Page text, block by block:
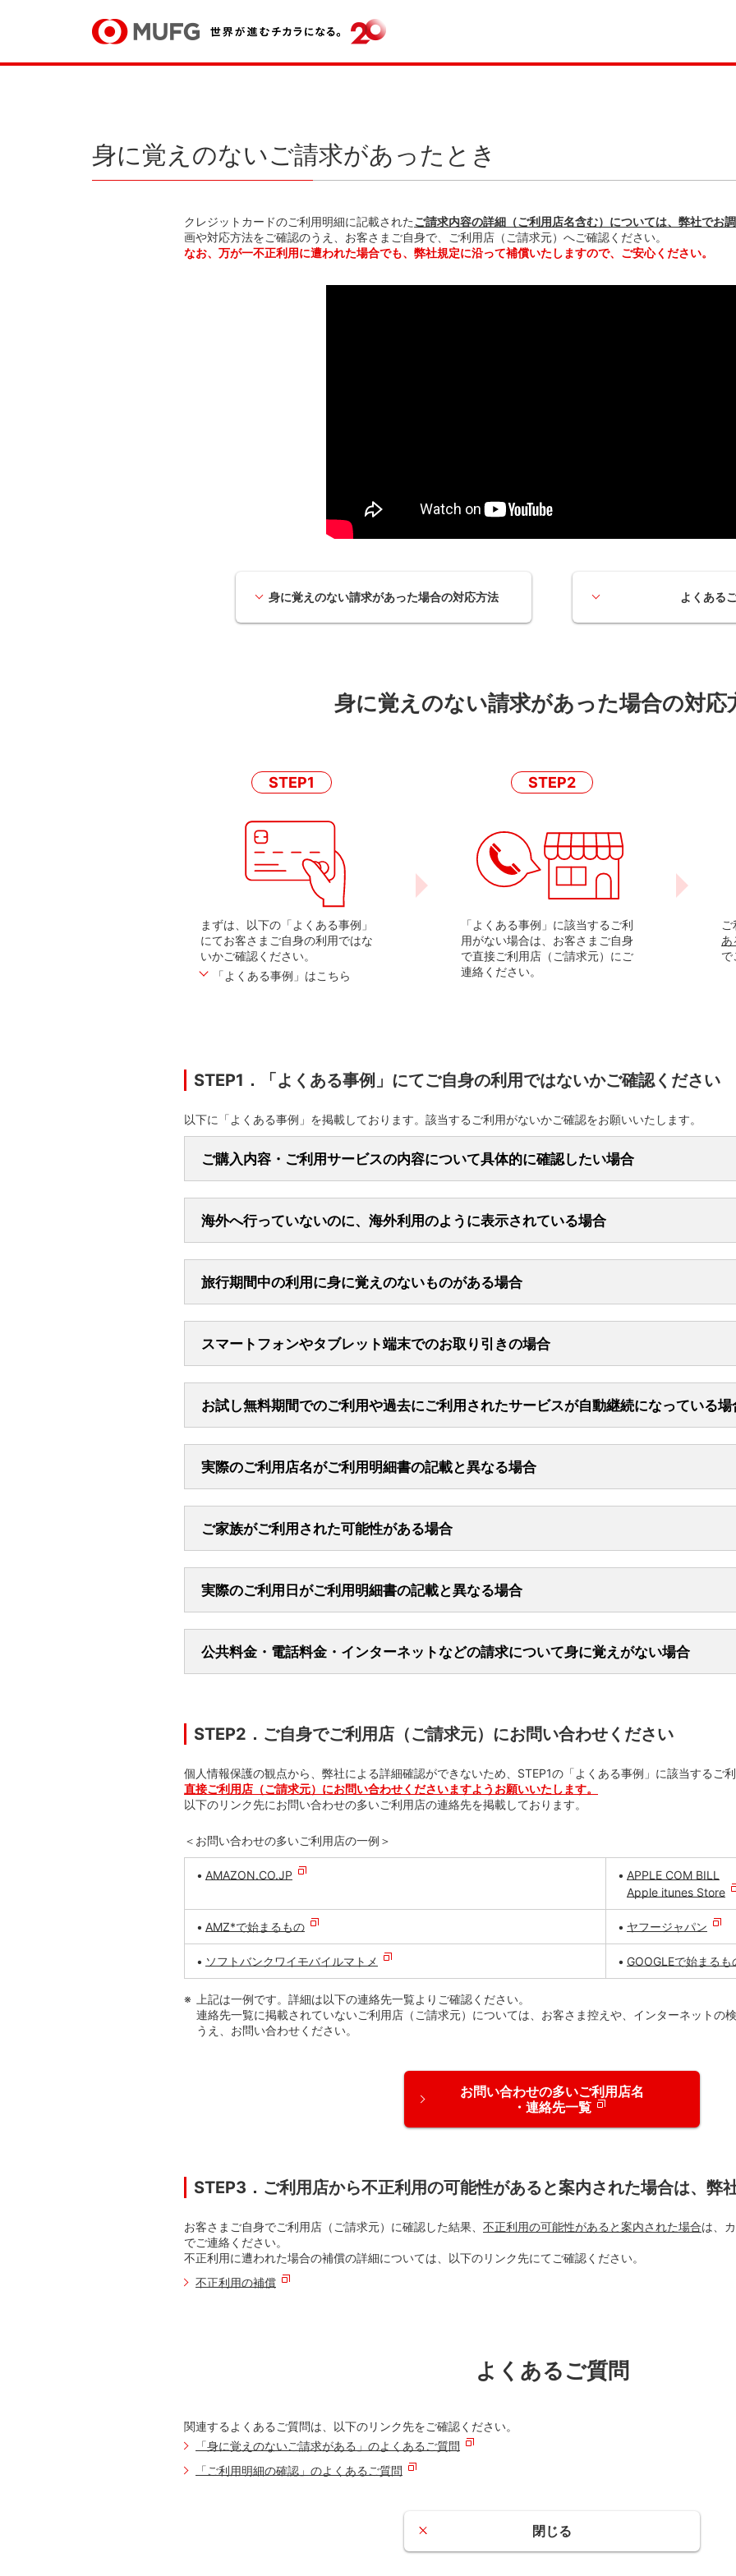
身に覚えのないご請求があったとき
クレジットカードのご利用明細に記載されたご請求内容の詳細（ご利用店名含む）については、弊社でお
画や対応方法をご確認のうえ、お客さまご自身で、ご利用店（ご請求元）へご確認ください。
なお、万が一不正利用に遭われた場合でも、弊社規定に沿って補償いたしますので、ご安心ください。
身に覚えのない請求があった場合の対応方法 よくある
身に覚えのない請求があった場合の対応
STEP1
まずは、以下の「よくある事例」
にてお客さまご自身の利用ではな
いかご確認ください。
「よくある事例」はこちら
STEP2
「よくある事例」に該当するご利
用がない場合は、お客さまご自身
で直接ご利用店（ご請求元）にご
連絡ください。
あ
で
STEP1．「よくある事例」にてご自身の利用ではないかご確認ください
以下に「よくある事例」を掲載しております。該当するご利用がないかご確認をお願いいたします。
ご購入内容・ご利用サービスの内容について具体的に確認したい場合
控え
海外へ行っていないのに、海外利用のように表示されている場合
（例）利用店名が「ABC0570-***-***」の場合、0570-***-***がお問い合わせ窓口や連絡先の場合
お問い合わせの多いご利用店名・連絡先一覧
旅行期間中の利用に身に覚えのないものがある場合
合計の宿泊代金から予約時のお支払い済み宿泊代金を差し引いた金額での請求
電話代やフィットネスジムなどのご利用料（ご利用していなくても請求される場合がございます
ルームサービスやミニバー、レストランのご利用代金
レンタカーを借りる際にお申し込みしたオプション料金（保険の追加加入料金、ロードサービス
スピード違反など交通規則違反に伴う、レンタカー会社から行政機関などへのレンタカー利用者
て替え代金
スマートフォンやタブレット端末でのお取り引きの場合
ST*○○
楽天ペイ○○／ラクテンペイ○○
お試し無料期間でのご利用や過去にご利用されたサービスが自動継続になっている場
ニコニコプレミアム
ノートンストア.jp
実際のご利用店名がご利用明細書の記載と異なる場合
ショッピングモールや百貨店などの商業施設でのご利用：店舗名ではなく商業施設の名称が表示
スーパーやガソリンスタンドでのご利用：スーパーやガソリンスタンドを運営する会社の名称が表
催事テナントやアンテナショップでのご利用：ご利用された場所と異なる地名や店舗名が表示
ご家族がご利用された可能性がある場合
一部のカードではご利用者が記号で表示されている場合がございます。
（例）Google、Amazonのアカウントやスマートフォンに本会員さまのクレジットカード情報が登
実際のご利用日がご利用明細書の記載と異なる場合
インターネットなどでホテルや各種サービスを予約し、オンライン決済をされると、ご予約をした
ホテルをご利用された際、デポジット（前金）はご予約をした日付で請求され、宿泊中のご利用（
公共料金・電話料金・インターネットなどの請求について身に覚えがない場合
STEP2．ご自身でご利用店（ご請求元）にお問い合わせください
個人情報保護の観点から、弊社による詳細確認ができないため、STEP1の「よくある事例」に該当するご利
直接ご利用店（ご請求元）にお問い合わせくださいますようお願いいたします。
以下のリンク先にお問い合わせの多いご利用店の連絡先を掲載しております。
＜お問い合わせの多いご利用店の一例＞
AMAZON.CO.JP
APPLE COM BILL
Apple itunes Store
AMZ*で始まるもの ヤフージャパン
ソフトバンクワイモバイルマトメ GOOGLEで始まるも
上記は一例です。詳細は以下の連絡先一覧よりご確認ください。
連絡先一覧に掲載されていないご利用店（ご請求元）については、お客さま控えや、インターネットの
うえ、お問い合わせください。
お問い合わせの多いご利用店名
・連絡先一覧
STEP3．ご利用店から不正利用の可能性があると案内された場合は、弊
お客さまご自身でご利用店（ご請求元）に確認した結果、 不正利用の可能性があると案内された場合は、
でご連絡ください。
不正利用に遭われた場合の補償の詳細については、以下のリンク先にてご確認ください。
不正利用の補償
よくあるご質問
関連するよくあるご質問は、以下のリンク先をご確認ください。
「身に覚えのないご請求がある」のよくあるご質問
「ご利用明細の確認」のよくあるご質問
閉じる